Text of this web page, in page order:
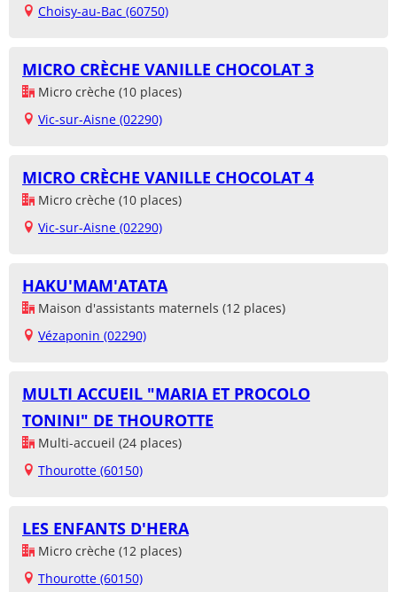
Choisy-au-Bac (60750)
MICRO CRÈCHE VANILLE CHOCOLAT 3
Micro crèche (10 places)
Vic-sur-Aisne (02290)
MICRO CRÈCHE VANILLE CHOCOLAT 4
Micro crèche (10 places)
Vic-sur-Aisne (02290)
HAKU'MAM'ATATA
Maison d'assistants maternels (12 places)
Vézaponin (02290)
MULTI ACCUEIL "MARIA ET PROCOLO
TONINI" DE THOUROTTE
Multi-accueil (24 places)
Thourotte (60150)
LES ENFANTS D'HERA
Micro crèche (12 places)
Thourotte (60150)